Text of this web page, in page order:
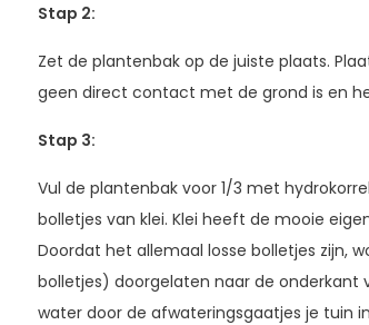
Stap 2:
Zet de plantenbak op de juiste plaats.
geen direct contact met de grond is en
Stap 3:
Vul de plantenbak voor 1/3 met
bolletjes van klei. Klei heeft de mooie
Doordat het allemaal losse bolletjes zijn,
bolletjes) doorgelaten naar de onderkant
water door de afwateringsgaatjes je tuin